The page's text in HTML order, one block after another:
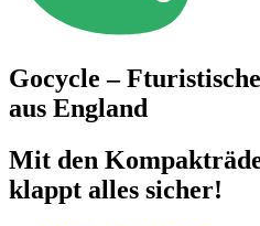
Gocycle –
aus England
Mit den
klappt alles sicher!